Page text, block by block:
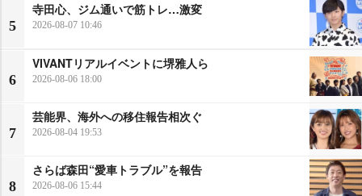
5
寺田心、ジム通いで筋トレ…激変
2026-08-07 10:46
6
VIVANTリアルイベントに堺雅人ら
2026-08-06 18:00
7
芸能界、海外への移住報告相次ぐ
2026-08-04 19:53
8
さらば森田“愛車トラブル”を報告
2026-08-06 15:44